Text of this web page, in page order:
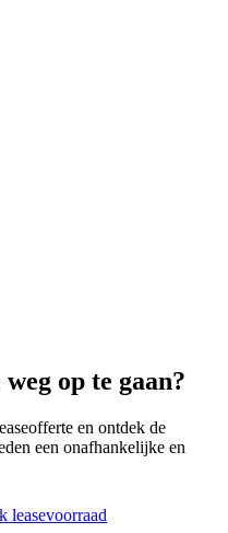
op te gaan?
en ontdek de
een onafhankelijke en
leasevoorraad